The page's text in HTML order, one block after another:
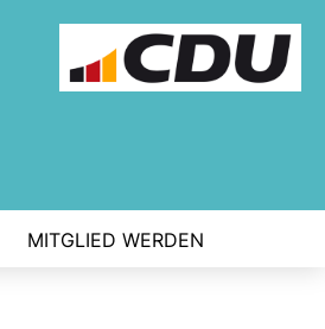
MITGLIED WERDEN